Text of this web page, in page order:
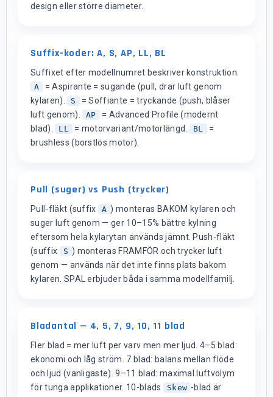
design eller större diameter.
Suffix-koder: A, S, AP, LL, BL
Suffixet efter modellnumret beskriver konstruktion.
A
= Aspirante = sugande (pull, drar luft genom
kylaren).
S
= Soffiante = tryckande (push, blåser
luft genom).
AP
= Advanced Profile (modernt
blad).
LL = motorvariant/motorlängd. BL
=
brushless (borstlös motor).
Pull (suger) vs Push (trycker)
Pull-fläkt (suffix A ) monteras BAKOM kylaren och
suger luft genom — ger 10–15% bättre kylning
eftersom hela kylarytan används jämnt. Push-fläkt
(suffix
S ) monteras FRAMFÖR och trycker luft
genom — används när det inte finns plats bakom
kylaren. SPAL erbjuder båda i samma modellfamilj.
Bladantal — 4, 5, 7, 9, 10, 11 blad
Fler blad = mer luft per varv men mer ljud. 4–5 blad:
ekonomi och låg ström. 7 blad: balans mellan flöde
och ljud (vanligaste). 9–11 blad: maximal luftvolym
för tunga applikationer. 10-blads
Skew -blad är